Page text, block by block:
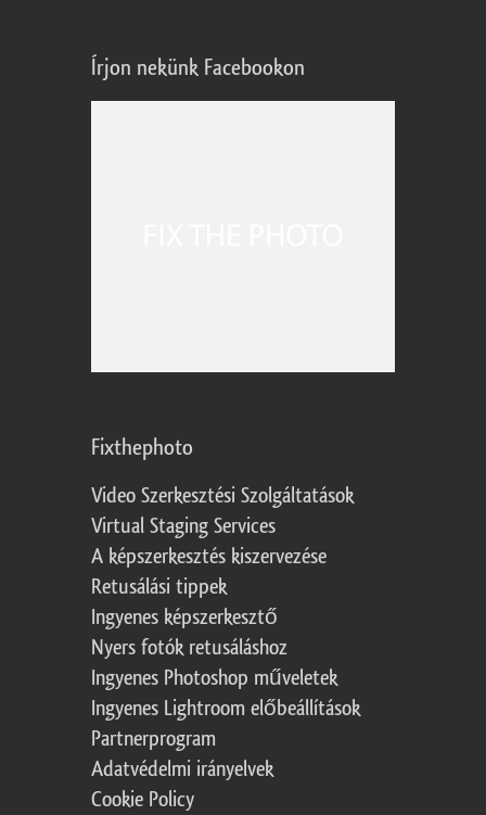
Írjon nekünk Facebookon
Fixthephoto
Video Szerkesztési Szolgáltatások
Virtual Staging Services
A képszerkesztés kiszervezése
Retusálási tippek
Ingyenes képszerkesztő
Nyers fotók retusáláshoz
Ingyenes Photoshop műveletek
Ingyenes Lightroom előbeállítások
Partnerprogram
Adatvédelmi irányelvek
Cookie Policy